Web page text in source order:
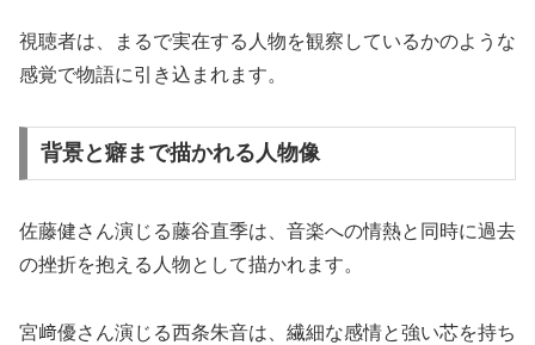
視聴者は、まるで実在する人物を観察しているかのような
感覚で物語に引き込まれます。
背景と癖まで描かれる人物像
佐藤健さん演じる藤谷直季は、音楽への情熱と同時に過去
の挫折を抱える人物として描かれます。
宮﨑優さん演じる西条朱音は、繊細な感情と強い芯を持ち